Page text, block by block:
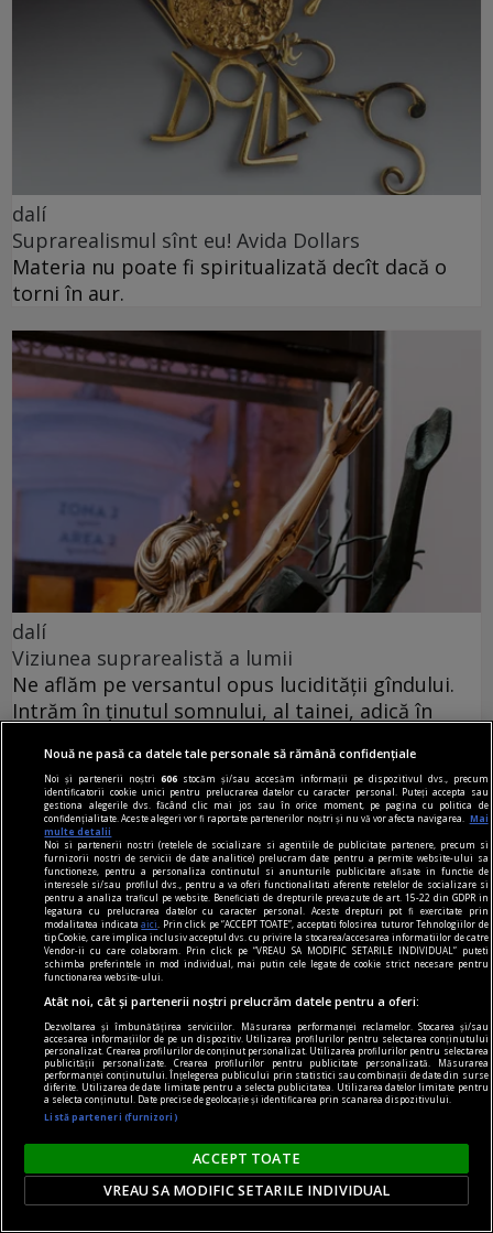
dalí
Suprarealismul sînt eu! Avida Dollars
Materia nu poate fi spiritualizată decît dacă o
torni în aur.
dalí
Viziunea suprarealistă a lumii
Ne aflăm pe versantul opus lucidității gîndului.
Intrăm în ținutul somnului, al tainei, adică în
dalí
Dalí în România?
Dacă ar fi să căutăm influența lui Dalí în arta
românească, este necesar ca mai întîi să
înțelegem cine și ce a fost Salvador Dalí.
Nouă ne pasă ca datele tale personale să rămână confidențiale
Noi și partenerii noștri606 stocăm și/sau accesăm informații pe dispozitivul dvs., precum
identificatorii cookie unici pentru prelucrarea datelor cu caracter personal. Puteți accepta sau
gestiona alegerile dvs. făcând clic mai jos sau în orice moment, pe pagina cu politica de
confidențialitate. Aceste alegeri vor fi raportate partenerilor noștri și nu vă vor afecta navigarea.
Mai
multe detalii
Noi si partenerii nostri (retelele de socializare si agentiile de publicitate partenere, precum si
furnizorii nostri de servicii de date analitice) prelucram date pentru a permite website-ului sa
functioneze, pentru a personaliza continutul si anunturile publicitare afisate in functie de
interesele si/sau profilul dvs., pentru a va oferi functionalitati aferente retelelor de socializare si
pentru a analiza traficul pe website. Beneficiati de drepturile prevazute de art. 15-22 din GDPR in
legatura cu prelucrarea datelor cu caracter personal. Aceste drepturi pot fi exercitate prin
modalitatea indicataaici
. Prin click pe “ACCEPT TOATE”, acceptati folosirea tuturor Tehnologiilor de
tip Cookie, care implica inclusiv acceptul dvs. cu privire la stocarea/accesarea informatiilor de catre
Vendor-ii cu care colaboram. Prin click pe “VREAU SA MODIFIC SETARILE INDIVIDUAL” puteti
schimba preferintele in mod individual, mai putin cele legate de cookie strict necesare pentru
functionarea website-ului.
Atât noi, cât și partenerii noștri prelucrăm datele pentru a oferi:
Dezvoltarea și îmbunătățirea serviciilor. Măsurarea performanței reclamelor. Stocarea și/sau
accesarea informațiilor de pe un dispozitiv. Utilizarea profilurilor pentru selectarea conținutului
personalizat. Crearea profilurilor de conținut personalizat. Utilizarea profilurilor pentru selectarea
publicității personalizate. Crearea profilurilor pentru publicitate personalizată. Măsurarea
performanței conținutului. Înțelegerea publicului prin statistici sau combinații de date din surse
diferite. Utilizarea de date limitate pentru a selecta publicitatea. Utilizarea datelor limitate pentru
a selecta conținutul. Date precise de geolocație și identificarea prin scanarea dispozitivului.
Listă parteneri (furnizori)
ACCEPT TOATE
VREAU SA MODIFIC SETARILE INDIVIDUAL